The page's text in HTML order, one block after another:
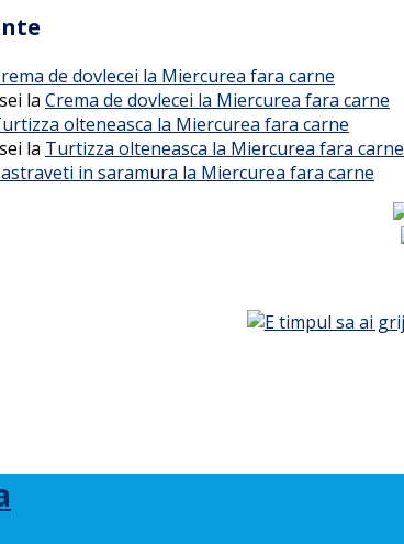
de dovlecei la Miercurea fara carne
la Crema de dovlecei la Miercurea fara carne
olteneasca la Miercurea fara carne
la Turtizza olteneasca la Miercurea fara carne
in saramura la Miercurea fara carne